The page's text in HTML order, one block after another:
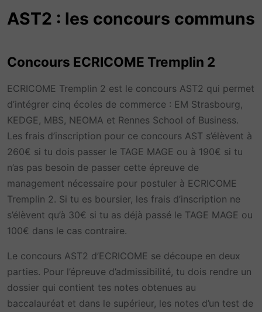
AST2 : les concours communs
Concours ECRICOME Tremplin 2
ECRICOME Tremplin 2 est le concours AST2 qui permet
d’intégrer cinq écoles de commerce : EM Strasbourg,
KEDGE, MBS, NEOMA et Rennes School of Business.
Les frais d’inscription pour ce concours AST s’élèvent à
260€ si tu dois passer le TAGE MAGE ou à 190€ si tu
n’as pas besoin de passer cette épreuve de
management nécessaire pour postuler à ECRICOME
Tremplin 2. Si tu es boursier, les frais d’inscription ne
s’élèvent qu’à 30€ si tu as déjà passé le TAGE MAGE ou
100€ dans le cas contraire.
Le concours AST2 d’ECRICOME se découpe en deux
parties. Pour l’épreuve d’admissibilité, tu dois rendre un
dossier qui contient tes notes obtenues au
baccalauréat et dans le supérieur, les notes d’un test de